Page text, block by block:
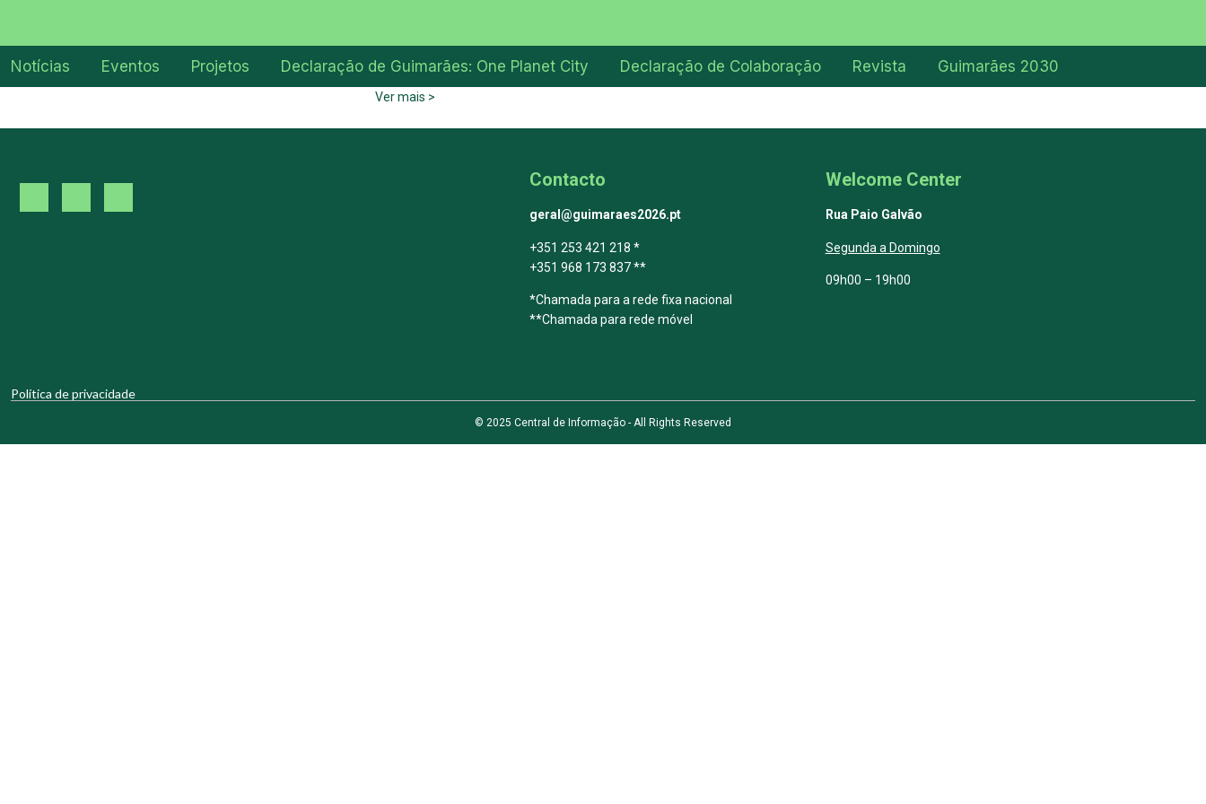
Notícias Eventos Projetos Declaração de Guimarães: One Planet City Declaração de Colaboração Revista Guimarães 2030
Ver mais >
Contacto
geral@guimaraes2026.pt
+351 253 421 218 *
+351 968 173 837 **
*Chamada para a rede fixa nacional
**Chamada para rede móvel
Welcome Center
Rua Paio Galvão
Segunda a Domingo
09h00 – 19h00
Política de privacidade
© 2025 Central de Informação - All Rights Reserved